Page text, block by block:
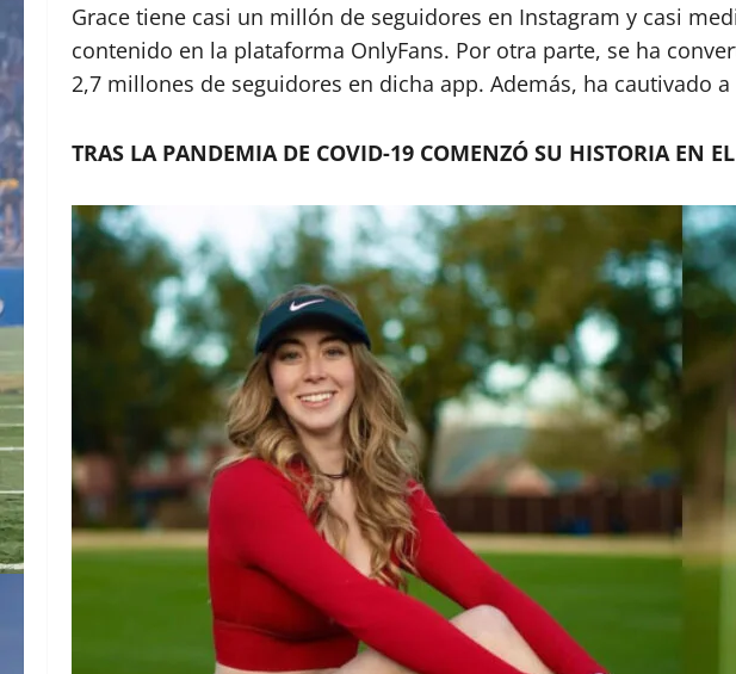
Grace tiene casi un millón de seguidores en Instagram y casi
contenido en la plataforma OnlyFans. Por otra parte, se ha
2,7 millones de seguidores en dicha app. Además, ha cautivado
TRAS LA PANDEMIA DE COVID-19 COMENZÓ SU HISTORIA EN